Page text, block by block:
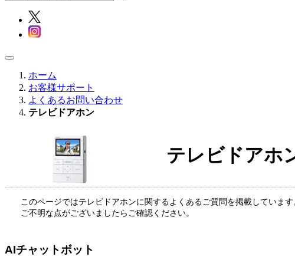
ホーム
お客様サポート
よくあるお問い合わせ
テレビドアホン
テレビドアホ
このページではテレビドアホンに関するよくあるご質問を掲載しています
ご不明な点がございましたらご確認ください。
AIチャットボット